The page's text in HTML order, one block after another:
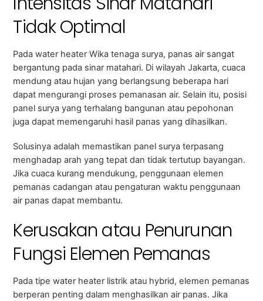
Tidak Optimal
Pada water heater Wika tenaga surya, panas air sangat
bergantung pada sinar matahari. Di wilayah Jakarta, cuaca
mendung atau hujan yang berlangsung beberapa hari
dapat mengurangi proses pemanasan air. Selain itu, posisi
panel surya yang terhalang bangunan atau pepohonan
juga dapat memengaruhi hasil panas yang dihasilkan.
Solusinya adalah memastikan panel surya terpasang
menghadap arah yang tepat dan tidak tertutup bayangan.
Jika cuaca kurang mendukung, penggunaan elemen
pemanas cadangan atau pengaturan waktu penggunaan
air panas dapat membantu.
Kerusakan atau Penurunan
Fungsi Elemen Pemanas
Pada tipe water heater listrik atau hybrid, elemen pemanas
berperan penting dalam menghasilkan air panas. Jika